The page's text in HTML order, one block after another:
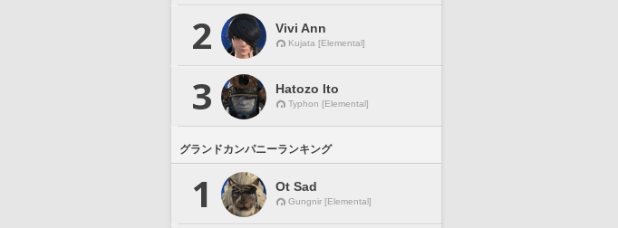
2 Vivi Ann
Kujata [Elemental]
3 Hatozo Ito
Typhon [Elemental]
グランドカンパニーランキング
1 Ot Sad
Gungnir [Elemental]